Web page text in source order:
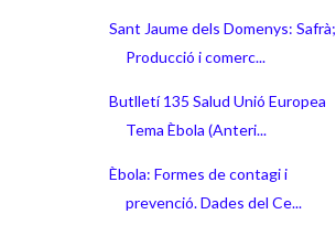
Sant Jaume dels Domenys: Safrà;
Producció i comerc...
Butlletí 135 Salud Unió Europea
Tema Èbola (Anteri...
Èbola: Formes de contagi i
prevenció. Dades del Ce...